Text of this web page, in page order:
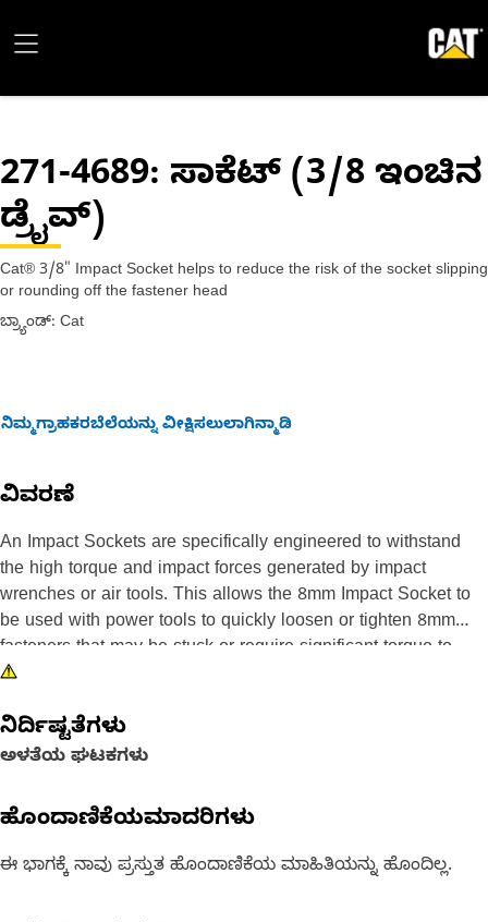
271-4689: ಸಾಕೆಟ್ (3/8 ಇಂಚಿನ
ಡ್ರೈವ್)
Cat® 3/8" Impact Socket helps to reduce the risk of the socket slipping
or rounding off the fastener head
ಬ್ರ್ಯಾಂಡ್: Cat
ನಿಮ್ಮಗ್ರಾಹಕರಬೆಲೆಯನ್ನು ವೀಕ್ಷಿಸಲುಲಾಗಿನ್ಮಾಡಿ
ವಿವರಣೆ
An Impact Sockets are specifically engineered to withstand
the high torque and impact forces generated by impact
wrenches or air tools. This allows the 8mm Impact Socket to
be used with power tools to quickly loosen or tighten 8mm
fasteners that may be stuck or require significant torque to
turn. The impact sockets are made from high-strength alloy
durability and resistance to wear and deformation compared to
standard sockets.
Attributes:
durability and reliability
• Helps to prevent damage to the fastener or the surrounding
ನಿರ್ದಿಷ್ಟತೆಗಳು
ಅಳತೆಯ ಘಟಕಗಳು
ಹೊಂದಾಣಿಕೆಯಮಾದರಿಗಳು
ಈ ಭಾಗಕ್ಕೆ ನಾವು ಪ್ರಸ್ತುತ ಹೊಂದಾಣಿಕೆಯ ಮಾಹಿತಿಯನ್ನು ಹೊಂದಿಲ್ಲ.